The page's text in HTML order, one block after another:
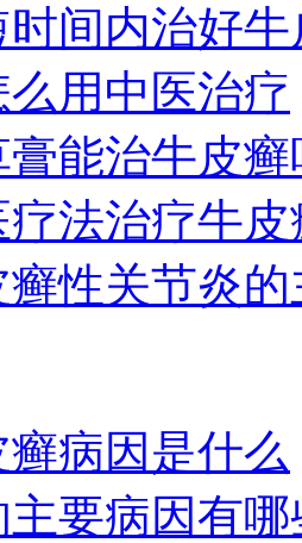
间内治好
用中医治疗
能治牛皮癣
法治疗牛皮
癣性关节炎
癣病因是什么
要病因有哪